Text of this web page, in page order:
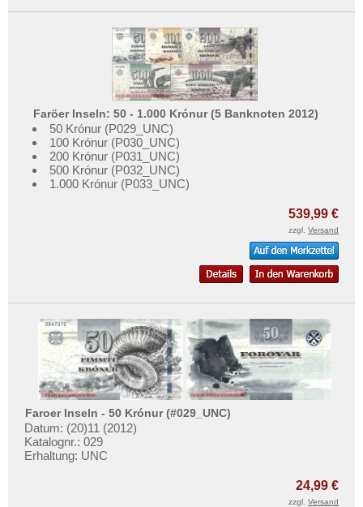
Faröer Inseln: 50 - 1.000 Krónur (5 Banknoten 2012)
50 Krónur (P029_UNC)
100 Krónur (P030_UNC)
200 Krónur (P031_UNC)
500 Krónur (P032_UNC)
1.000 Krónur (P033_UNC)
539,99 €
zzgl. Versand
Faroer Inseln - 50 Krónur (#029_UNC)
Datum: (20)11 (2012)
Katalognr.: 029
Erhaltung: UNC
24,99 €
zzgl. Versand